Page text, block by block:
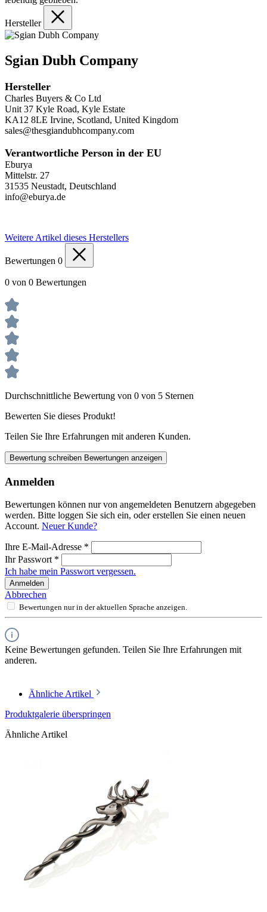
Hersteller
Sgian Dubh Company
Hersteller
Charles Buyers & Co Ltd
Unit 37 Kyle Road, Kyle Estate
KA12 8LE Irvine, Scotland, United Kingdom
sales@thesgiandubhcompany.com
Verantwortliche Person in der EU
Eburya
Mittelstr. 27
31535 Neustadt, Deutschland
info@eburya.de
Weitere Artikel dieses Herstellers
Bewertungen 0
0 von 0 Bewertungen
Durchschnittliche Bewertung von 0 von 5 Sternen
Bewerten Sie dieses Produkt!
Teilen Sie Ihre Erfahrungen mit anderen Kunden.
Bewertung schreiben Bewertungen anzeigen
Anmelden
Bewertungen können nur von angemeldeten Benutzern abgegeben
werden. Bitte loggen Sie sich ein, oder erstellen Sie einen neuen
Account. Neuer Kunde?
Ihre E-Mail-Adresse *
Ihr Passwort *
Ich habe mein Passwort vergessen.
Anmelden
Abbrechen
Bewertungen nur in der aktuellen Sprache anzeigen.
Keine Bewertungen gefunden. Teilen Sie Ihre Erfahrungen mit
anderen.
Ähnliche Artikel
Produktgalerie überspringen
Ähnliche Artikel